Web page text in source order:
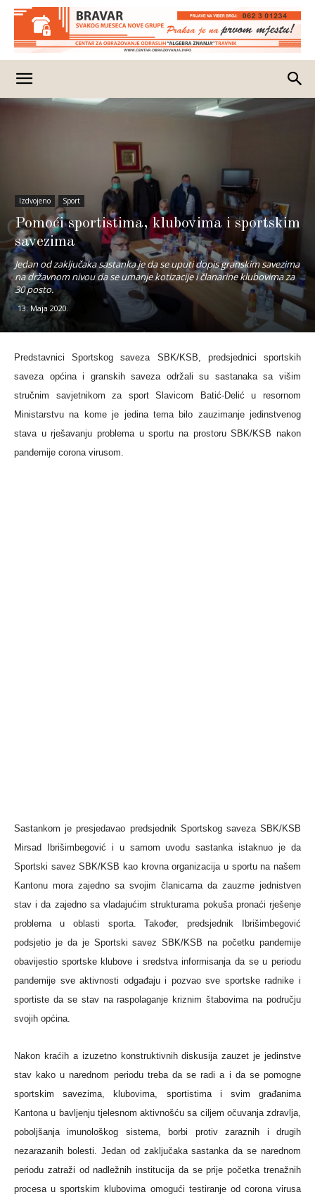
Izdvojeno Sport
Pomoći sportistima, klubovima i sportskim
savezima
Jedan od zaključaka sastanka je da se uputi dopis granskim savezima
na državnom nivou da se umanje kotizacije i članarine klubovima za
30 posto.
13. Maja 2020.
Predstavnici Sportskog saveza SBK/KSB, predsjednici sportskih
saveza općina i granskih saveza održali su sastanaka sa višim
stručnim savjetnikom za sport Slavicom Batić-Delić u resornom
Ministarstvu na kome je jedina tema bilo zauzimanje jedinstvenog
stava u rješavanju problema u sportu na prostoru SBK/KSB nakon
pandemije corona virusom.
Sastankom je presjedavao predsjednik Sportskog saveza SBK/KSB
Mirsad Ibrišimbegović i u samom uvodu sastanka istaknuo je da
Sportski savez SBK/KSB kao krovna organizacija u sportu na našem
Kantonu mora zajedno sa svojim članicama da zauzme jednistven
stav i da zajedno sa vladajućim strukturama pokuša pronaći rješenje
problema u oblasti sporta. Također, predsjednik Ibrišimbegović
podsjetio je da je Sportski savez SBK/KSB na početku pandemije
obavijestio sportske klubove i sredstva informisanja da se u periodu
pandemije sve aktivnosti odgađaju i pozvao sve sportske radnike i
sportiste da se stav na raspolaganje kriznim štabovima na području
svojih općina.
Nakon kraćih a izuzetno konstruktivnih diskusija zauzet je jedinstve
stav kako u narednom periodu treba da se radi a i da se pomogne
sportskim savezima, klubovima, sportistima i svim građanima
Kantona u bavljenju tjelesnom aktivnošću sa ciljem očuvanja zdravlja,
poboljšanja imunološkog sistema, borbi protiv zaraznih i drugih
nezarazanih bolesti. Jedan od zaključaka sastanka da se narednom
periodu zatraži od nadležnih institucija da se prije početka trenažnih
procesa u sportskim klubovima omogući testiranje od corona virusa